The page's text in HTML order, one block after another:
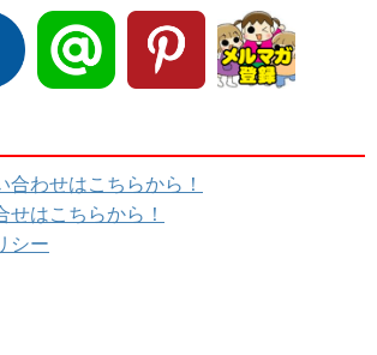
わせはこちらから！
せはこちらから！
シー